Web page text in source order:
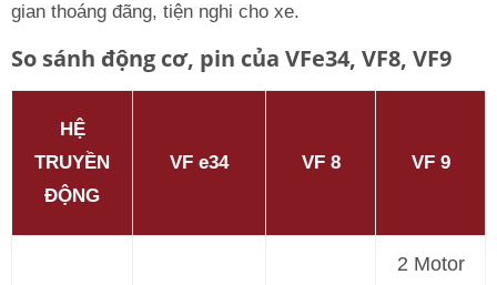
gian thoáng đãng, tiện nghi cho xe.
So sánh động cơ, pin của VFe34, VF8, VF9
HỆ
TRUYỀN
ĐỘNG
VF e34 VF 8 VF 9
2 Motor